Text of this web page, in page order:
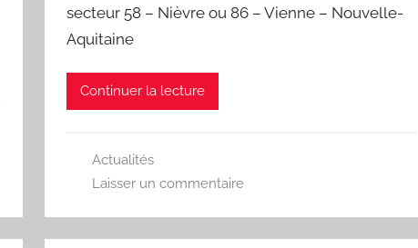
secteur 58 – Nièvre ou 86 – Vienne – Nouvelle-
Aquitaine
Continuer la lecture
Actualités
Laisser un commentaire